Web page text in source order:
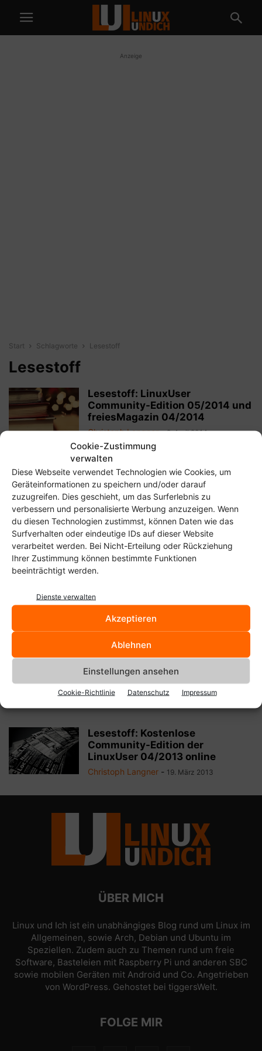
Cookie-Zustimmung
verwalten
Diese Webseite verwendet Technologien wie Cookies, um
Geräteinformationen zu speichern und/oder darauf
zuzugreifen. Dies geschieht, um das Surferlebnis zu
verbessern und personalisierte Werbung anzuzeigen. Wenn
du diesen Technologien zustimmst, können Daten wie das
Surfverhalten oder eindeutige IDs auf dieser Website
verarbeitet werden. Bei Nicht-Erteilung oder Rückziehung
Ihrer Zustimmung können bestimmte Funktionen
beeinträchtigt werden.
Dienste verwalten
Akzeptieren
Ablehnen
Einstellungen ansehen
Cookie-Richtlinie Datenschutz Impressum
Anzeige
Start Schlagworte Lesestoff
Lesestoff
Lesestoff: LinuxUser
Community-Edition 05/2014 und
freiesMagazin 04/2014
Christoph Langner - 9. April 2014
Lesestoff: Kostenlose
Community-Edition der
LinuxUser 04/2014 online
Christoph Langner - 19. März 2014
Lesestoff: Kostenlose
Community-Edition der
LinuxUser 06/2013 online
Christoph Langner
Lesestoff: Kostenlose
LinuxUser 05/2013 online
Lesestoff: freiesMagazin
04/2013 erschienen
Christoph Langner - 8. April 2013
Lesestoff: Kostenlose
Community-Edition der
LinuxUser 04/2013 online
Christoph Langner - 19. März 2013
ÜBER MICH
Linux und Ich ist ein unabhängiges Blog rund um Linux im
Allgemeinen, sowie Arch, Debian und Ubuntu im
Speziellen. Zudem auch zu Themen rund um freie
Software, Basteleien mit Raspberry Pi und anderen SBC
sowie mobilen Geräten mit Android und Co. Angetrieben
von WordPress. Gehostet bei tiggersWelt.
FOLGE MIR